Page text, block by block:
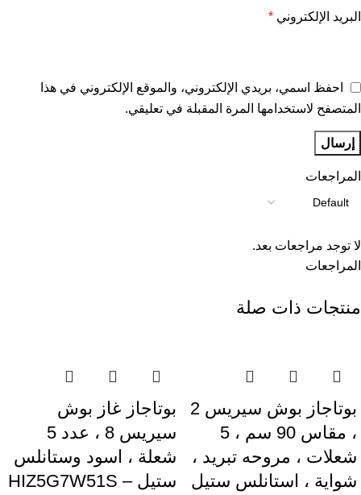
المراجعات
لا توجد مراجعات بعد.
البريد الإلكتروني *
احفظ اسمي، بريدي الإلكتروني، والموقع الإلكتروني في هذا
المتصفح لاستخدامها المرة المقبلة في تعليقي.
المراجعات
منتجات ذات صلة
بوتاجاز بوش سيريس 2
، مقاس 90 سم ، 5
شعلات ، مروحه تبريد ،
شواية ، استانلس ستيل
بوتاجاز غاز بوش
سيريس 8 ، عدد 5
شعلة ، اسود وستانلس
ستيل – HIZ5G7W51S